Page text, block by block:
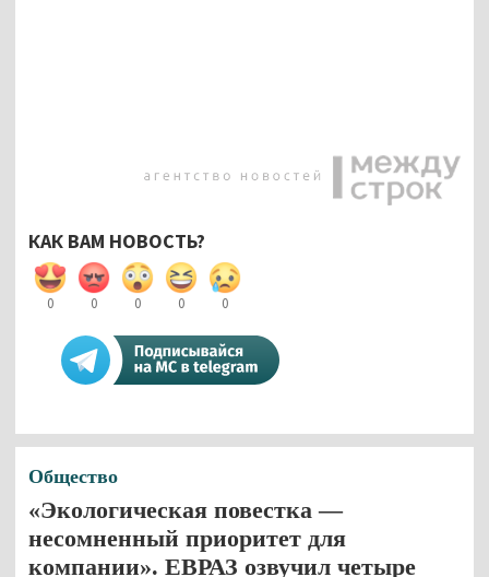
КАК ВАМ НОВОСТЬ?
0 0 0 0 0
Общество
«Экологическая повестка —
несомненный приоритет для
компании». ЕВРАЗ озвучил четыре